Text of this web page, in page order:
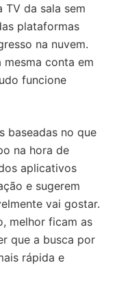
da sala sem
plataformas
na nuvem.
conta em
funcione
baseadas no que
na hora de
aplicativos
e sugerem
vai gostar.
melhor ficam as
que a busca por
rápida e